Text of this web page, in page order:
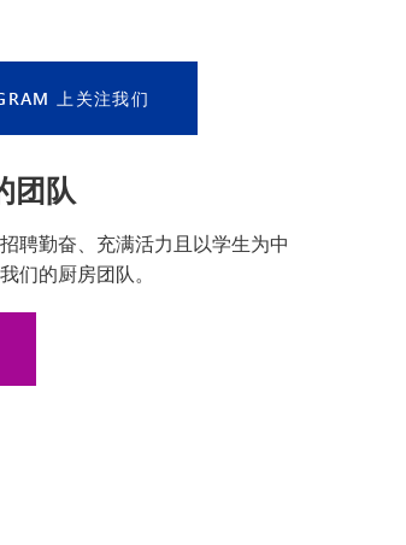
上关注我们
团队
聘勤奋、充满活力且以学生为中
们的厨房团队。